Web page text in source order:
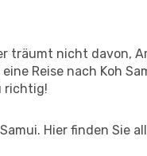
träumt nicht davon,
Reise nach Koh
richtig!
Hier finden Sie